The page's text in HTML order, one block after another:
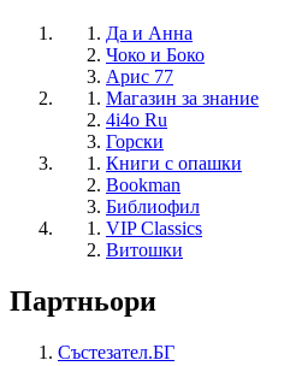
Да и Анна
Чоко и Боко
Арис 77
Магазин за знание
4i4o Ru
Горски
Книги с опашки
Bookman
Библиофил
VIP Classics
Витошки
Партньори
Състезател.БГ